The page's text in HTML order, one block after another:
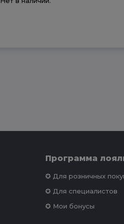
Программа
✪ Для розничных
✪ Для специалистов
✪ Мои бонусы